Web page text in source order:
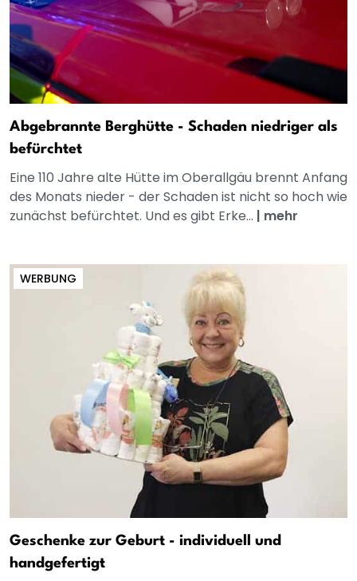
Abgebrannte Berghütte - Schaden niedriger als
befürchtet
Eine 110 Jahre alte Hütte im Oberallgäu brennt Anfang
des Monats nieder - der Schaden ist nicht so hoch wie
zunächst befürchtet. Und es gibt Erke... | mehr
WERBUNG
Geschenke zur Geburt - individuell und
handgefertigt